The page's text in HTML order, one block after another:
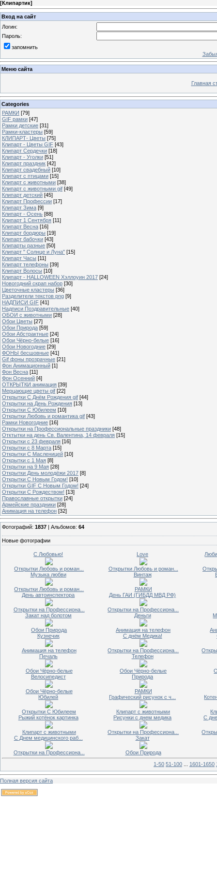
[Клипартик]
Вход на сайт
Логин:
Пароль:
запомнить
Меню сайта
Главная
Categories
РАМКИ [79]
GIF рамки [47]
Рамки детские [31]
Рамки-кластеры [59]
КЛИПАРТ- Цветы [75]
Клипарт - Цветы GIF [43]
Клипарт Сердечки [18]
Клипарт - Уголки [51]
Клипарт праздник [42]
Клипарт свадебный [10]
Клипарт с птицами [15]
Клипарт с животными [38]
Клипарт с животными gif [49]
Клипарт детский [45]
Клипарт Профессии [17]
Клипарт Зима [9]
Клипарт - Осень [88]
Клипарт 1 Сентября [11]
Клипарт Весна [16]
Клипарт бордюры [19]
Клипарт бабочки [43]
Клипарты разные [50]
Клипарт " Солнце и Луна" [15]
Клипарт Часы [11]
Клипарт телефоны [39]
Клипарт Волосы [10]
Клипарт - HALLOWEEN Хэллоуин 2017 [24]
Новогодний скрап набор [30]
Цветочные кластеры [36]
Разделители текстов png [9]
НАДПИСИ GIF [41]
Надписи Поздравительные [40]
ОБОИ с животными [28]
Обои Цветы [27]
Обои Природа [59]
Обои Абстрактные [24]
Обои Чёрно-белые [16]
Обои Новогодние [29]
ФОНЫ бесшовные [41]
Gif фоны прозрачные [21]
Фон Анимационный [1]
Фон Весна [11]
Фон Осенний [4]
ОТКРЫТКИ анимация [39]
Мерцающие цветы gif [22]
Открытки С Днём Рождения gif [44]
Открытки на День Рождения [13]
Открытки С Юбилеем [10]
Открытки Любовь и романтика gif [43]
Рамки Новогодние [16]
Открытки на Профессиональные праздники [48]
Отктытки на день Св. Валентина, 14 февраля [15]
Открытки с 23 февраля [16]
Открытки с 8 Марта [15]
Открытки С Масленицей [10]
Открытки с 1 Мая [8]
Открытки на 9 Мая [28]
Открытки День молодёжи 2017 [8]
Открытки С Новым Годом! [10]
Открытки GIF С Новым Годом! [24]
Открытки С Рождеством! [13]
Православные открытки [24]
Армейские праздники [28]
Анимация на телефон [32]
Фотографий: 1837 | Альбомов: 64
Новые фотографии
С Любовью!
Открытки Любовь и роман...
Love
Открытки Любовь и роман...
Музыка любви
Открытки Любовь и роман...
Винтаж
РАМКИ
День автоинспектора
Открытки на Профессиона...
День ГАИ (ГИБДД МВД РФ)
Открытки на Профессиона...
Закат над болотом
Обои Природа
Деньги
Анимация на телефон
Кузнечик
Анимация на телефон
С днём Медика!
Открытки на Профессиона...
Печаль
Обои Чёрно-белые
Телефон
Обои Чёрно-белые
Велосипедист
Обои Чёрно-белые
Природа
РАМКИ
Юбилей
Открытки С Юбилеем
Графический рисунок с ч...
Клипарт с животными
Рыжий котёнок картинка
Клипарт с животными
Рисунки с днем медика
Открытки на Профессиона...
С
С Днем медицинского раб...
Открытки на Профессиона...
Закат
Обои Природа
1-50 51-100 1601-1650
Полная версия сайта